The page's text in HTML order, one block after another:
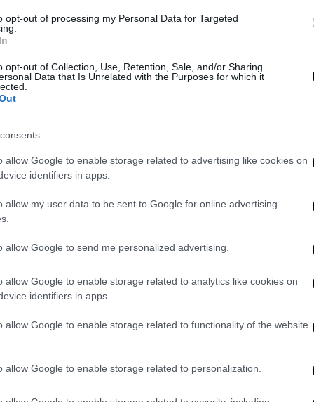
opt-out of processing my Personal Data for Targeted
opt-out of Collection, Use, Retention, Sale, and/or Sharing
Data that Is Unrelated with the Purposes for which it
allow Google to enable storage related to advertising like cookies on
identifiers in apps.
allow my user data to be sent to Google for online advertising
allow Google to send me personalized advertising.
allow Google to enable storage related to analytics like cookies on
identifiers in apps.
allow Google to enable storage related to functionality of the website
allow Google to enable storage related to personalization.
ricorsi degli immigrati “diniegati”
Corriere della Sera , in questi giorni si stanno rivedendo
questo nuovo parametro. Ciò porterà, oltre all’obbligo da parte
aveva diritto fino a pochi giorni fa a stare sul nostro territorio,
nuovi clandestini. A causa del rischio di un forte e potenziale
basterà dire che nel Paese d’origine c’è il
questobasterà verosimilmente sostenere che nel proprio Paese
da mesi di restrizioni e divieti. Anche alla luce del fatto che
con il più alto tasso di mortalità causato dal Covid. Alla faccia
da Conte e soci.